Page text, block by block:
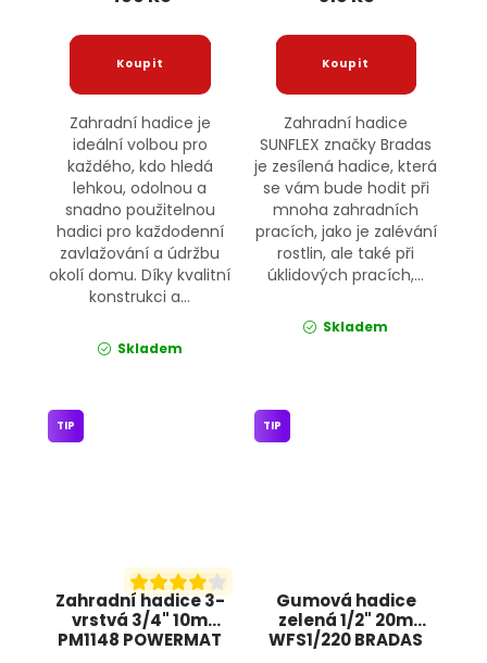
Zahradní hadice je
ideální volbou pro
každého, kdo hledá
lehkou, odolnou a
snadno použitelnou
hadici pro každodenní
zavlažování a údržbu
okolí domu. Díky kvalitní
konstrukci a...
Skladem
Zahradní hadice
SUNFLEX značky Bradas
je zesílená hadice, která
se vám bude hodit při
mnoha zahradních
pracích, jako je zalévání
rostlin, ale také při
úklidových pracích,...
Skladem
Zahradní hadice 3-
vrstvá 3/4" 10m
PM1148 POWERMAT
TIP
Gumová hadice
zelená 1/2" 20m
WFS1/220 BRADAS
TIP